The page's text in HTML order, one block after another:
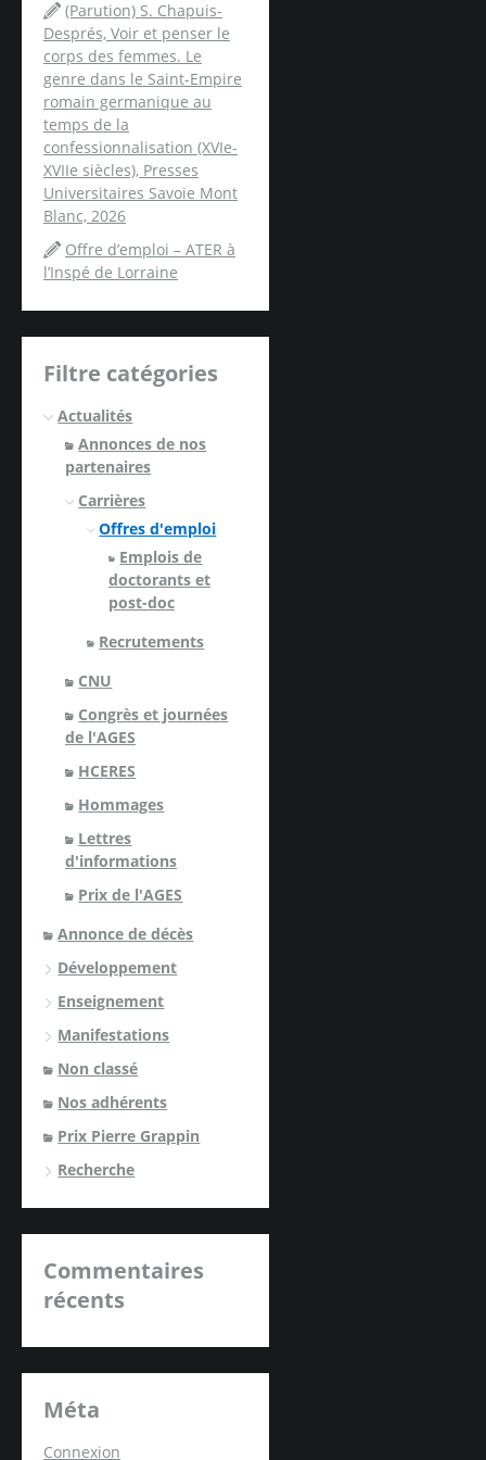
(Parution) S. Chapuis-
Després, Voir et penser le
corps des femmes. Le
genre dans le Saint-Empire
romain germanique au
temps de la
confessionnalisation (XVIe-
XVIIe siècles), Presses
Universitaires Savoie Mont
Blanc, 2026
Offre d’emploi – ATER à
l’Inspé de Lorraine
Filtre catégories
Actualités
Annonces de nos
partenaires
Carrières
Offres d'emploi
Emplois de
doctorants et
post-doc
Recrutements
CNU
Congrès et journées
de l'AGES
HCERES
Hommages
Lettres
d'informations
Prix de l'AGES
Annonce de décès
Développement
Enseignement
Manifestations
Non classé
Nos adhérents
Prix Pierre Grappin
Recherche
Commentaires
récents
Méta
Connexion